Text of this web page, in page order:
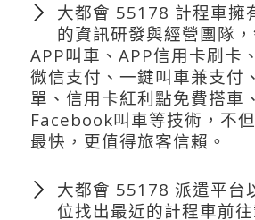
大都會 55178 計程車擁
的資訊研發與經營團隊
APP叫車、APP信用卡刷卡
微信支付、一鍵叫車兼支付
單、信用卡紅利點免費搭車
Facebook叫車等技術，不
最快，更值得旅客信賴。
大都會 55178 派遣平台
位找出最近的計程車前